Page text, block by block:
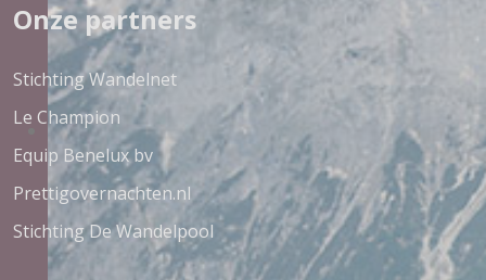
Onze partners
Stichting Wandelnet
Le Champion
Equip Benelux bv
Prettigovernachten.nl
Stichting De Wandelpool